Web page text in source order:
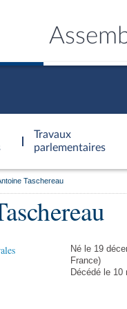
Travaux
parlementaires
Taschereau
Né le 19
France)
Décédé le 10